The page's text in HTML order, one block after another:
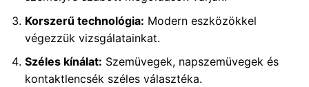
Korszerű technológia: Modern eszközökkel
végezzük vizsgálatainkat.
Széles kínálat: Szemüvegek, napszemüvegek és
kontaktlencsék széles választéka.